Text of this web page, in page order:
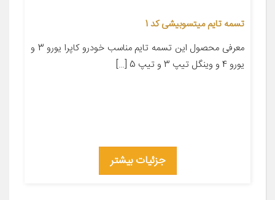
تسمه تایم میتسوبیشی کد 1
معرفی محصول این تسمه تایم مناسب خودرو کاپرا یورو 3 و
یورو 4 و وینگل تیپ 3 و تیپ 5 […]
جزئیات بیشتر